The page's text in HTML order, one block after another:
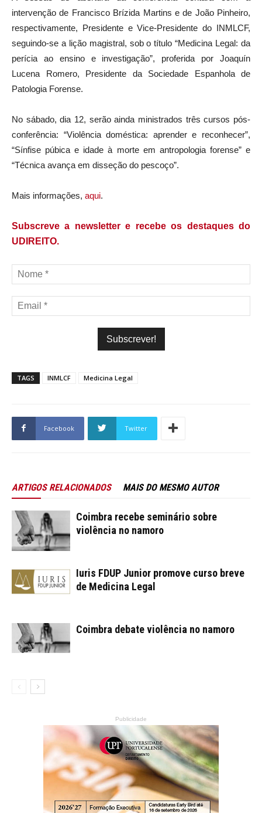
intervenção de Francisco Brízida Martins e de João Pinheiro,
respectivamente, Presidente e Vice-Presidente do INMLCF,
seguindo-se a lição magistral, sob o título “Medicina Legal: da
perícia ao ensino e investigação”, proferida por Joaquín
Lucena Romero, Presidente da Sociedade Espanhola de
Patologia Forense.
No sábado, dia 12, serão ainda ministrados três cursos pós-
conferência: “Violência doméstica: aprender e reconhecer”,
“Sínfise púbica e idade à morte em antropologia forense” e
“Técnica avança em disseção do pescoço”.
Mais informações, aqui.
Subscreve a newsletter e recebe os destaques do
UDIREITO.
TAGS INMLCF Medicina Legal
Facebook Twitter
ARTIGOS RELACIONADOS MAIS DO MESMO AUTOR
Coimbra recebe seminário sobre
violência no namoro
Iuris FDUP Junior promove curso breve
de Medicina Legal
Coimbra debate violência no namoro
Publicidade